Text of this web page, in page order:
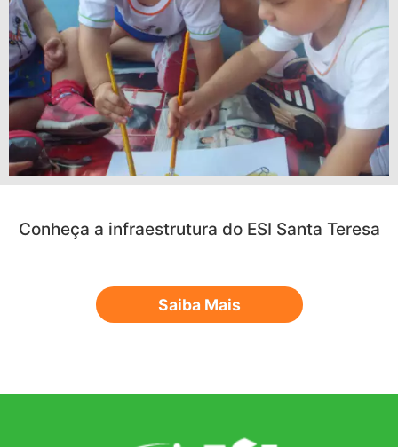
Conheça a infraestrutura do ESI Santa Teresa
Saiba Mais